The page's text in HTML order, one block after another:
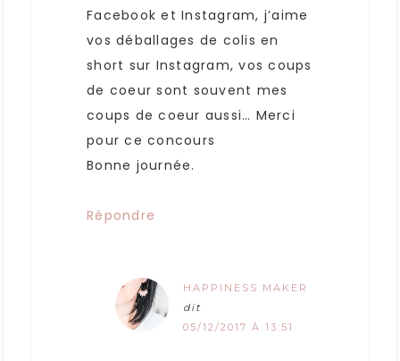
Facebook et Instagram, j’aime
vos déballages de colis en
short sur Instagram, vos coups
de coeur sont souvent mes
coups de coeur aussi… Merci
pour ce concours
Bonne journée.
Répondre
HAPPINESS MAKER
dit
05/12/2017 À 13:51